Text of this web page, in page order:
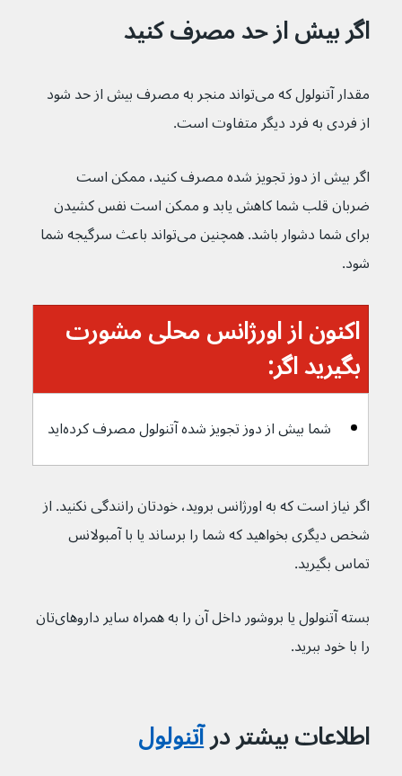
اگر بیش از حد مصرف کنید
مقدار آتنولول که می‌تواند منجر به مصرف بیش از حد شود
از فردی به فرد دیگر متفاوت است.
اگر بیش از دوز تجویز شده مصرف کنید، ممکن است
ضربان قلب شما کاهش یابد و ممکن است نفس کشیدن
برای شما دشوار باشد. همچنین می‌تواند باعث سرگیجه شما
شود.
اکنون از اورژانس محلی مشورت
بگیرید اگر:
شما بیش از دوز تجویز شده آتنولول مصرف کرده‌اید
اگر نیاز است که به اورژانس بروید، خودتان رانندگی نکنید. از
شخص دیگری بخواهید که شما را برساند یا با آمبولانس
تماس بگیرید.
بسته آتنولول یا بروشور داخل آن را به همراه سایر داروهای‌تان
را با خود ببرید.
اطلاعات بیشتر در آتنولول